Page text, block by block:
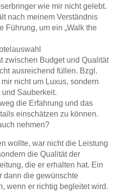
wie mir nicht gelebt.
nach meinem Verständnis
Führung, um ein „Walk the
zwischen Budget und Qualität
ausreichend füllen. Bzgl.
nicht um Luxus, sondern
Sauberkeit.
die Erfahrung und das
einschätzen zu können.
nehmen?
wollte, war nicht die Leistung
die Qualität der
die er erhalten hat. Ein
dann die gewünschte
wenn er richtig begleitet wird.